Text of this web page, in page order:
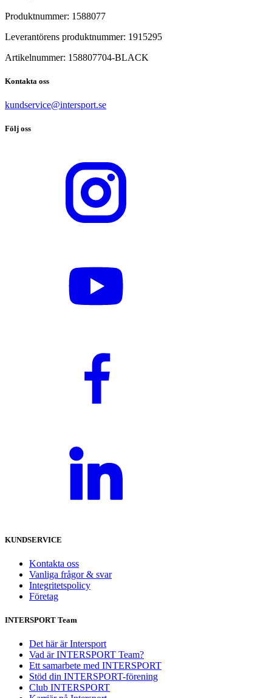
Produktnummer: 1588077
Leverantörens produktnummer: 1915295
Artikelnummer: 158807704-BLACK
Kontakta oss
kundservice@intersport.se
Följ oss
KUNDSERVICE
Kontakta oss
Vanliga frågor & svar
Integritetspolicy
Företag
INTERSPORT Team
Det här är Intersport
Vad är INTERSPORT Team?
Ett samarbete med INTERSPORT
Stöd din INTERSPORT-förening
Club INTERSPORT